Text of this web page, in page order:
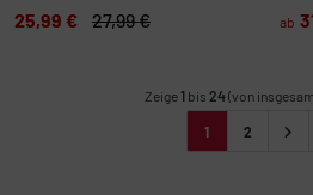
25,99 € 27,99 € ab
Zeige1 bis 24(von
1 2